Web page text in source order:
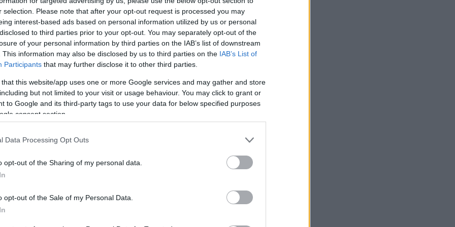
selection. Please note that after your opt-out request is processed you may
interest-based ads based on personal information utilized by us or personal
to third parties prior to your opt-out. You may separately opt-out of the
of your personal information by third parties on the IAB’s list of downstream
This information may also be disclosed by us to third parties on the IAB’s List of
Participants that may further disclose it to other third parties.
that this website/app uses one or more Google services and may gather and store
but not limited to your visit or usage behaviour. You may click to grant or
to Google and its third-party tags to use your data for below specified purposes
consent section.
Data Processing Opt Outs
opt-out of the Sharing of my personal data.
opt-out of the Sale of my Personal Data.
konkurrent måtte se seg slått med 1 minutt og 39
sølvet 2,9 sekunder foran Marte Mæhlum Johansen fra
og 62 fullførte.
lørdag og stafetter søndag.